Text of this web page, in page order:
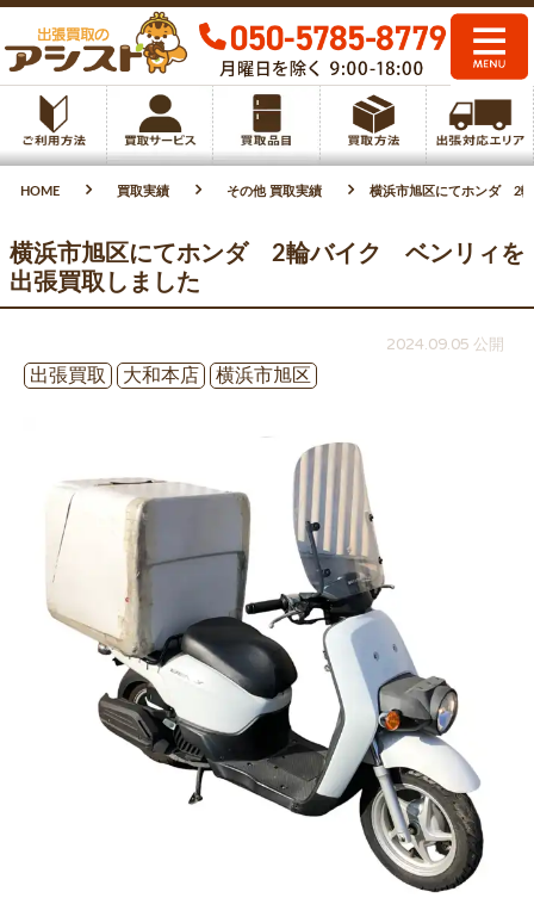
HOME 買取実績 その他 買取実績 横浜市旭区にてホンダ 2
横浜市旭区にてホンダ 2輪バイク ベンリィを
出張買取しました
2024.09.05 公開
出張買取
大和本店 横浜市旭区